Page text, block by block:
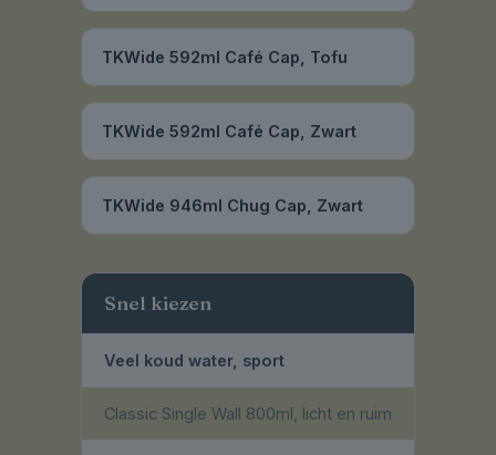
TKWide 592ml Café Cap, Tofu
TKWide 592ml Café Cap, Zwart
TKWide 946ml Chug Cap, Zwart
Snel kiezen
Veel koud water, sport
Classic Single Wall 800ml, licht en ruim